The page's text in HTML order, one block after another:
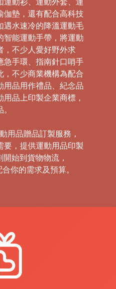
伽墊，還有配合高科技
遇水速冷的降溫運動毛
智能運動手帶，將運動
，不少人愛好野外求
急手環、指南針口哨手
，不少商業機構為配合
用品用作禮品、紀念品
品上印製企業商標，
用品贈品訂製服務，
要，提供運動用品印製
始到貨物物流，
你的需求及預算。